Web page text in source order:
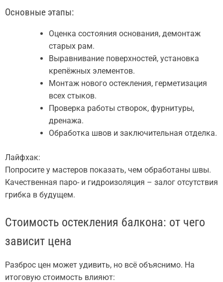
Основные этапы:
Оценка состояния основания, демонтаж
старых рам.
Выравнивание поверхностей, установка
крепёжных элементов.
Монтаж нового остекления, герметизация
всех стыков.
Проверка работы створок, фурнитуры,
дренажа.
Обработка швов и заключительная отделка.
Лайфхак:
Попросите у мастеров показать, чем обработаны швы.
Качественная паро- и гидроизоляция – залог отсутствия
грибка в будущем.
Стоимость остекления балкона: от чего
зависит цена
Разброс цен может удивить, но всё объяснимо. На
итоговую стоимость влияют: